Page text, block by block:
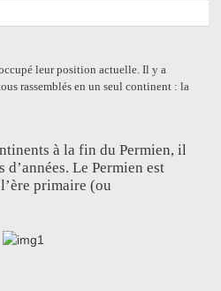
leur position actuelle. Il y a
rassemblés en un seul continent : la
à la fin du Permien, il
Le Permien est
primaire (ou